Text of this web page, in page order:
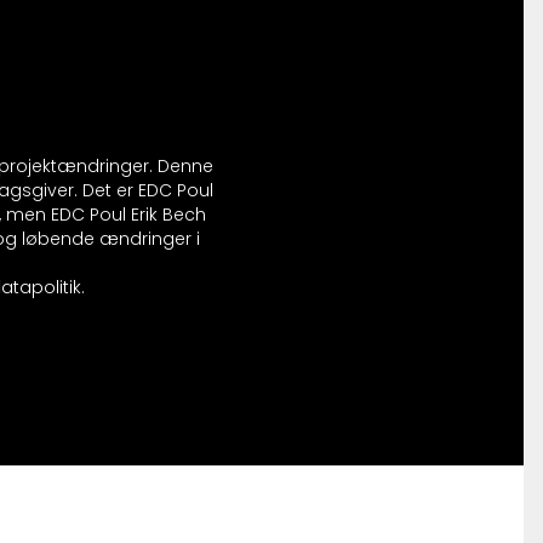
Denne
Det er EDC Poul
EDC Poul Erik Bech
løbende ændringer i